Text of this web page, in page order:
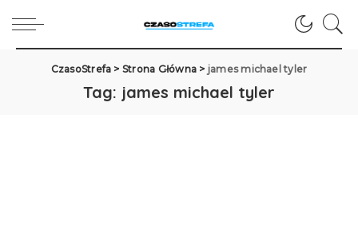
CzasoStrefa > Strona Główna > james michael tyler
Tag: james michael tyler